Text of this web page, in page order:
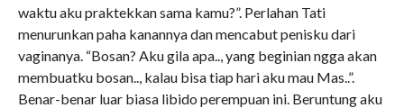
waktu aku praktekkan sama kamu?”. Perlahan Tati
menurunkan paha kanannya dan mencabut penisku dari
vaginanya. “Bosan? Aku gila apa.., yang beginian ngga akan
membuatku bosan.., kalau bisa tiap hari aku mau Mas..”.
Benar-benar luar biasa libido perempuan ini. Beruntung aku